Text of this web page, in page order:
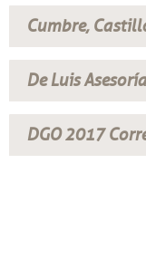
Cumbre,
De Luis
DGO 2017